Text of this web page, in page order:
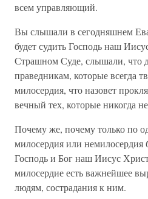
всем управляющий.
Вы слышали в сегодняшнем
будет судить Господь наш
Страшном Суде, слышали, что
праведникам, которые всегда
милосердия, что назовет
вечный тех, которые никогда
Почему же, почему только по
милосердия или немилосердия
Господь и Бог наш Иисус
милосердие есть важнейшее
людям, сострадания к ним.